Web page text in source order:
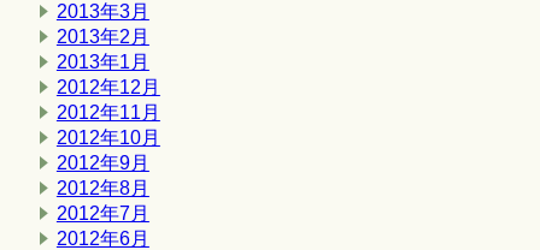
2013年3月
2013年2月
2013年1月
2012年12月
2012年11月
2012年10月
2012年9月
2012年8月
2012年7月
2012年6月